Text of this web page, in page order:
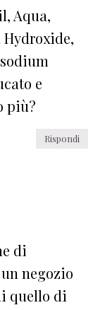
Aqua,
e
più?
Rispondi
di
negozio
quello di